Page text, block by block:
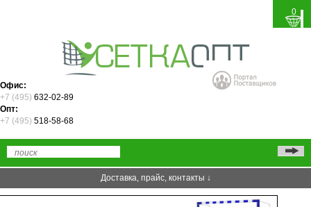
0
Офис:
+7 (495) 632-02-89
Опт:
+7 (495) 518-58-68
Доставка, прайс, контакты ↓